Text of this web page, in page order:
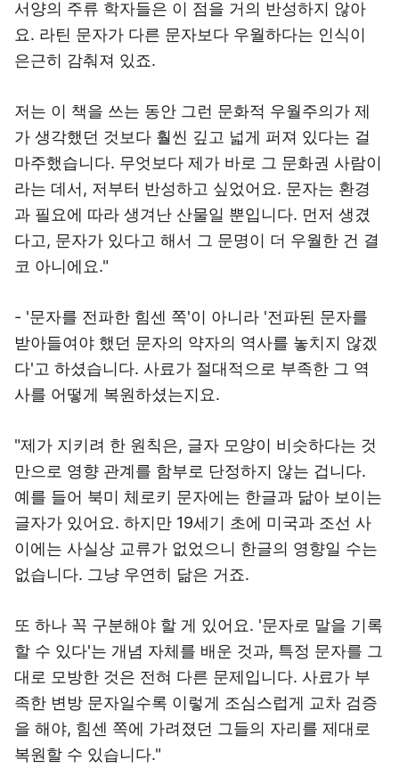
서양의 주류 학자들은 이 점을 거의 반성하지 않아
요. 라틴 문자가 다른 문자보다 우월하다는 인식이
은근히 감춰져 있죠.
저는 이 책을 쓰는 동안 그런 문화적 우월주의가 제
가 생각했던 것보다 훨씬 깊고 넓게 퍼져 있다는 걸
마주했습니다. 무엇보다 제가 바로 그 문화권 사람이
라는 데서, 저부터 반성하고 싶었어요. 문자는 환경
과 필요에 따라 생겨난 산물일 뿐입니다. 먼저 생겼
다고, 문자가 있다고 해서 그 문명이 더 우월한 건 결
코 아니에요."
- '문자를 전파한 힘센 쪽'이 아니라 '전파된 문자를
받아들여야 했던 문자의 약자의 역사를 놓치지 않겠
다'고 하셨습니다. 사료가 절대적으로 부족한 그 역
사를 어떻게 복원하셨는지요.
"제가 지키려 한 원칙은, 글자 모양이 비슷하다는 것
만으로 영향 관계를 함부로 단정하지 않는 겁니다.
예를 들어 북미 체로키 문자에는 한글과 닮아 보이는
글자가 있어요. 하지만 19세기 초에 미국과 조선 사
이에는 사실상 교류가 없었으니 한글의 영향일 수는
없습니다. 그냥 우연히 닮은 거죠.
또 하나 꼭 구분해야 할 게 있어요. '문자로 말을 기록
할 수 있다'는 개념 자체를 배운 것과, 특정 문자를 그
대로 모방한 것은 전혀 다른 문제입니다. 사료가 부
족한 변방 문자일수록 이렇게 조심스럽게 교차 검증
을 해야, 힘센 쪽에 가려졌던 그들의 자리를 제대로
복원할 수 있습니다."